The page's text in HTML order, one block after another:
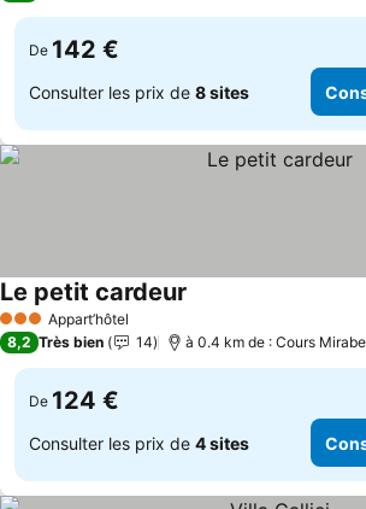
De 142 €
Consulter les prix de 8 sites
3 ÉtoilesAppart’hôtel
Le petit cardeur
8,2 Très bien 14 à 0.4 km de : Cours
De 124 €
Consulter les prix de 4 sites